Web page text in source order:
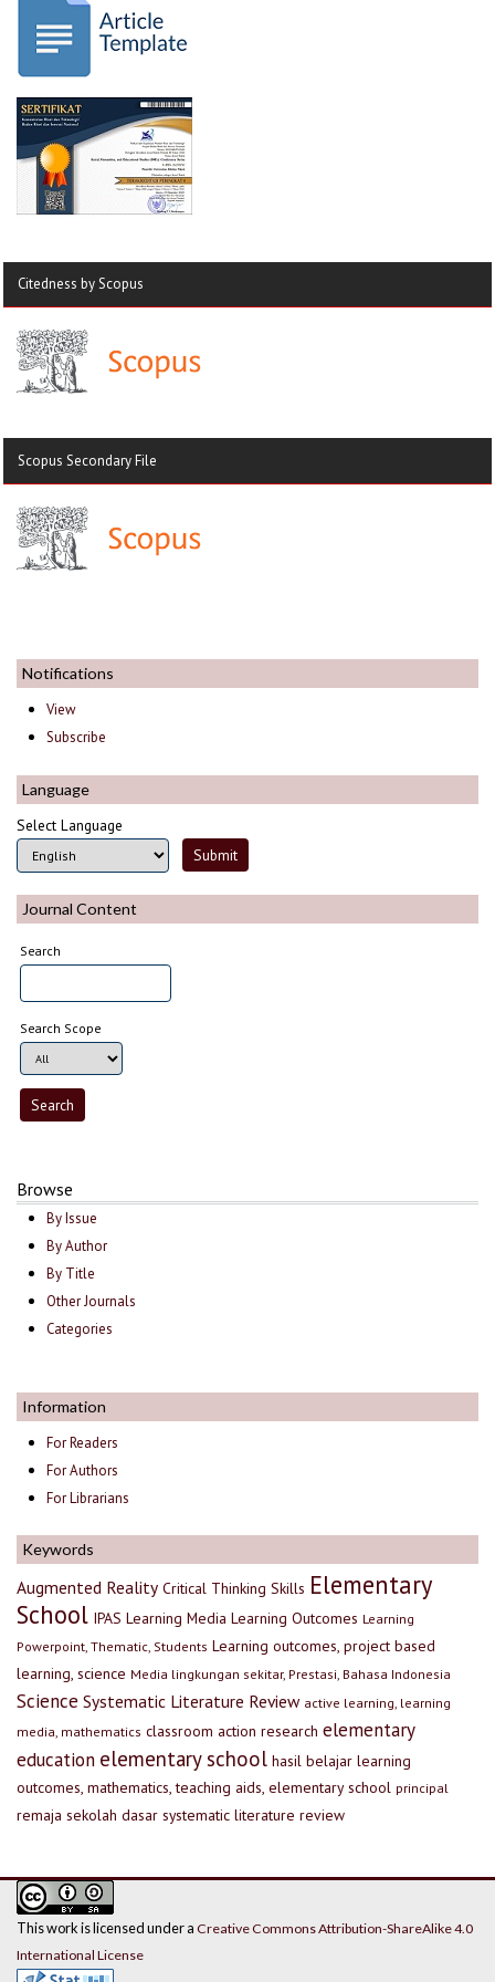
Citedness by Scopus
Scopus Secondary File
Notifications
View
Subscribe
Language
Select Language
Journal Content
Search
Search Scope
Browse
By Issue
By Author
By Title
Other Journals
Categories
Information
For Readers
For Authors
For Librarians
Keywords
Augmented Reality Critical Thinking Skills Elementary
School IPAS Learning Media Learning Outcomes Learning
Powerpoint, Thematic, Students Learning outcomes, project based
learning, science Media lingkungan sekitar, Prestasi, Bahasa Indonesia
Science Systematic Literature Review active learning, learning
media, mathematics classroom action research elementary
education elementary school hasil belajar learning
outcomes, mathematics, teaching aids, elementary school principal
remaja sekolah dasar systematic literature review
This work is licensed under a Creative Commons Attribution-ShareAlike 4.0
International License